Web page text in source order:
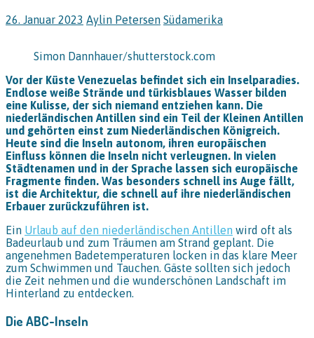
26. Januar 2023 Aylin Petersen Südamerika
Simon Dannhauer/shutterstock.com
Vor der Küste Venezuelas befindet sich ein Inselparadies.
Endlose weiße Strände und türkisblaues Wasser bilden
eine Kulisse, der sich niemand entziehen kann. Die
niederländischen Antillen sind ein Teil der Kleinen Antillen
und gehörten einst zum Niederländischen Königreich.
Heute sind die Inseln autonom, ihren europäischen
Einfluss können die Inseln nicht verleugnen. In vielen
Städtenamen und in der Sprache lassen sich europäische
Fragmente finden. Was besonders schnell ins Auge fällt,
ist die Architektur, die schnell auf ihre niederländischen
Erbauer zurückzuführen ist.
Ein Urlaub auf den niederländischen Antillen wird oft als
Badeurlaub und zum Träumen am Strand geplant. Die
angenehmen Badetemperaturen locken in das klare Meer
zum Schwimmen und Tauchen. Gäste sollten sich jedoch
die Zeit nehmen und die wunderschönen Landschaft im
Hinterland zu entdecken.
Die ABC-Inseln